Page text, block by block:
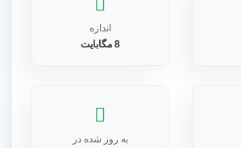
اندازه
8 مگابایت
به روز شده در